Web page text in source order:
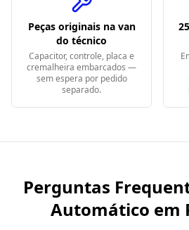
Peças originais na van
do técnico
Capacitor, controle, placa e
cremalheira embarcados —
sem espera por pedido
separado.
Perguntas
Automático em